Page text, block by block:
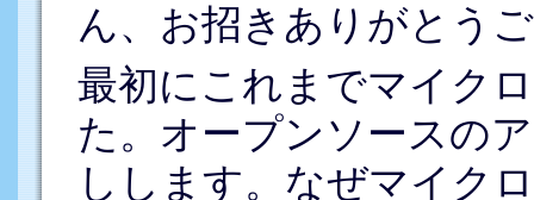
ん、お招きありがとう
最初にこれまでマイク
た。オープンソースの
しします。なぜマイク